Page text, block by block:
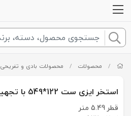
/ محصولات / محصولات بادی و تفریحی
استخر ایزی ست 122*549 با تجهیزات کامل 26175
قطر 5.49 متر